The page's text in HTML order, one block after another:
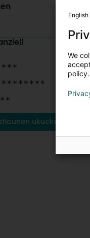
ukucken
English
We
policy.